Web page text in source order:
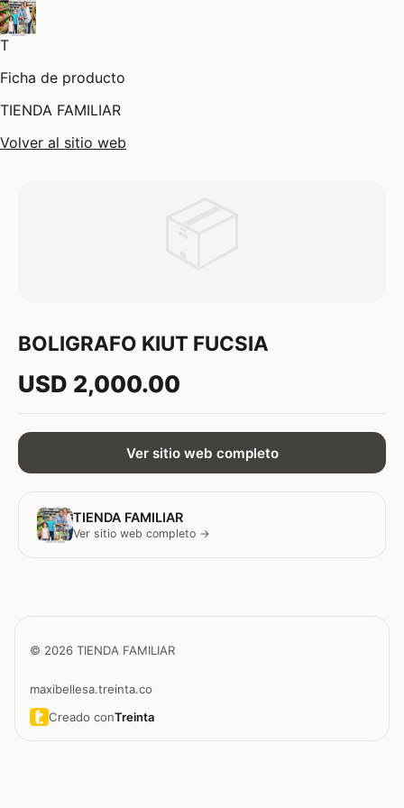
T
Ficha de producto
TIENDA FAMILIAR
Volver al sitio web
BOLIGRAFO KIUT FUCSIA
USD 2,000.00
Ver sitio web completo
TIENDA FAMILIAR
Ver sitio web completo →
© 2026 TIENDA FAMILIAR
maxibellesa.treinta.co
Creado conTreinta